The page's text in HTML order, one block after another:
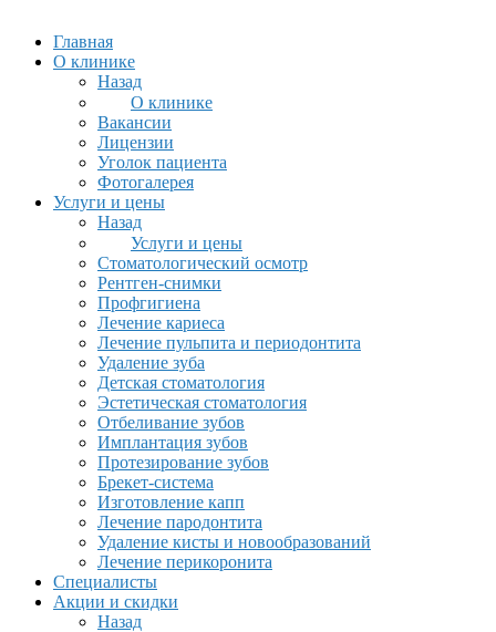
Главная
О клинике
Назад
О клинике
Вакансии
Лицензии
Уголок пациента
Фотогалерея
Услуги и цены
Назад
Услуги и цены
Стоматологический осмотр
Рентген-снимки
Профгигиена
Лечение кариеса
Лечение пульпита и периодонтита
Удаление зуба
Детская стоматология
Эстетическая стоматология
Отбеливание зубов
Имплантация зубов
Протезирование зубов
Брекет-система
Изготовление капп
Лечение пародонтита
Удаление кисты и новообразований
Лечение перикоронита
Специалисты
Акции и скидки
Назад